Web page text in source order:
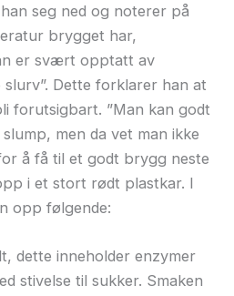
seg ned og noterer på
brygget har,
er svært opptatt av
Dette forklarer han at
forutsigbart. ”Man kan godt
men da vet man ikke
å få til et godt brygg neste
i et stort rødt plastkar. I
opp følgende:
dette inneholder enzymer
stivelse til sukker. Smaken